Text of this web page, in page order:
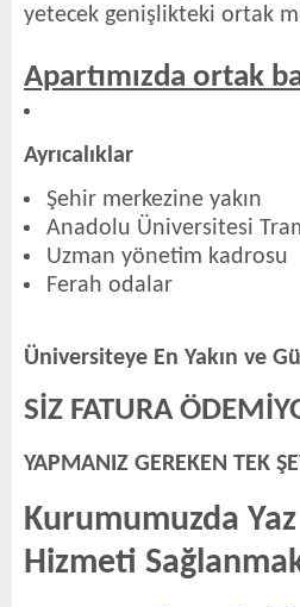
yetecek genişlikteki ortak
Apartımızda ortak
Ayrıcalıklar
Şehir merkezine yakın
Anadolu Üniversitesi
Uzman yönetim kadrosu
Ferah odalar
Üniversiteye En Yakın ve
SİZ FATURA
YAPMANIZ GEREKEN TEK
Kurumumuzda
Hizmeti